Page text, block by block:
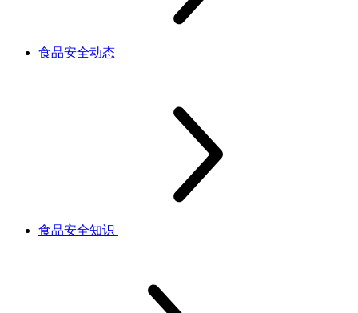
食品安全动态
食品安全知识